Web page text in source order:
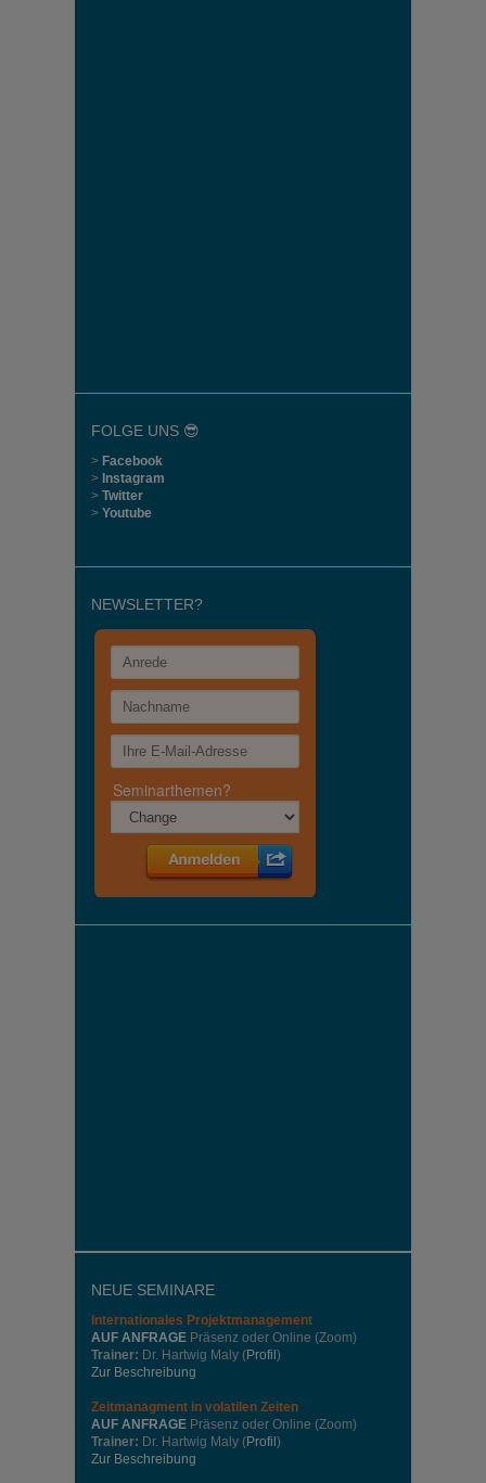
FOLGE UNS 😎
> Facebook
> Instagram
> Twitter
> Youtube
NEWSLETTER?
NEUE SEMINARE
Internationales Projektmanagement
AUF ANFRAGE Präsenz oder Online (Zoom)
Trainer: Dr. Hartwig Maly (Profil )
Zur Beschreibung
Zeitmanagment in volatilen Zeiten
AUF ANFRAGE Präsenz oder Online (Zoom)
Trainer: Dr. Hartwig Maly (Profil )
Zur Beschreibung